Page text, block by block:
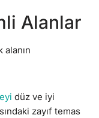
Alanlar
düz ve iyi
zayıf temas